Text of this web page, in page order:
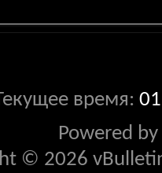
время:
Powered by
© 2026